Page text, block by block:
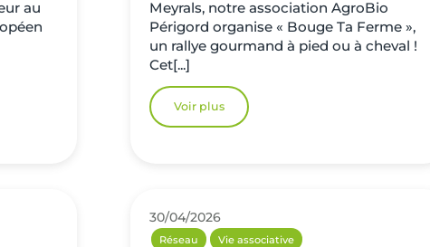
au
Meyrals, notre association AgroBio
Périgord organise « Bouge Ta Ferme »,
un rallye gourmand à pied ou à cheval !
Cet[...]
Voir plus
30/04/2026
Réseau Vie associative